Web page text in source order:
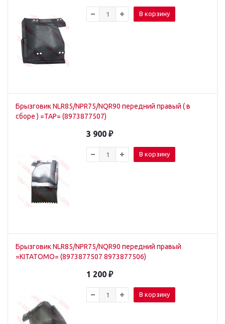
В корзину
Брызговик NLR85/NPR75/NQR90 передний правый ( в
сборе ) =TAP= (8973877507)
3 900 ₽
В корзину
Брызговик NLR85/NPR75/NQR90 передний правый
=KITATOMO= (8973877507 8973877506)
1 200 ₽
В корзину